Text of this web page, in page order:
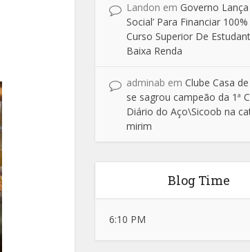
Landon em Governo Lança
Social’ Para Financiar
Curso Superior De
Baixa Renda
adminab em Clube Casa
se sagrou campeão da 1ª
Diário do Aço\Sicoob na
mirim
Blog Time
6:10 PM